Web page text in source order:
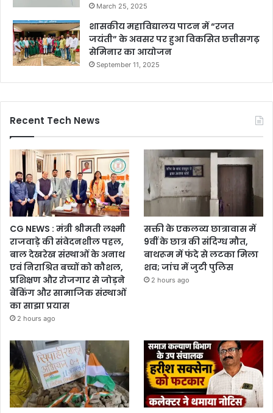
March 25, 2025
शासकीय महाविद्यालय पाटन में “रजत
जयंती” के अवसर पर हुआ विकसित छत्तीसगढ़
सेमिनार का आयोजन
September 11, 2025
Recent Tech News
CG NEWS : मंत्री श्रीमती लक्ष्मी
राजवाड़े की संवेदनशील पहल,
बाल देखरेख संस्थाओं के अनाथ
एवं निराश्रित बच्चों को कौशल,
प्रशिक्षण और रोजगार से जोड़ने
बैंकिंग और सामाजिक संस्थाओं
का साझा प्रयास
2 hours ago
सक्ती के एकलव्य छात्रावास में
9वीं के छात्र की संदिग्ध मौत,
बाथरूम में फंदे से लटका मिला
शव; जांच में जुटी पुलिस
2 hours ago